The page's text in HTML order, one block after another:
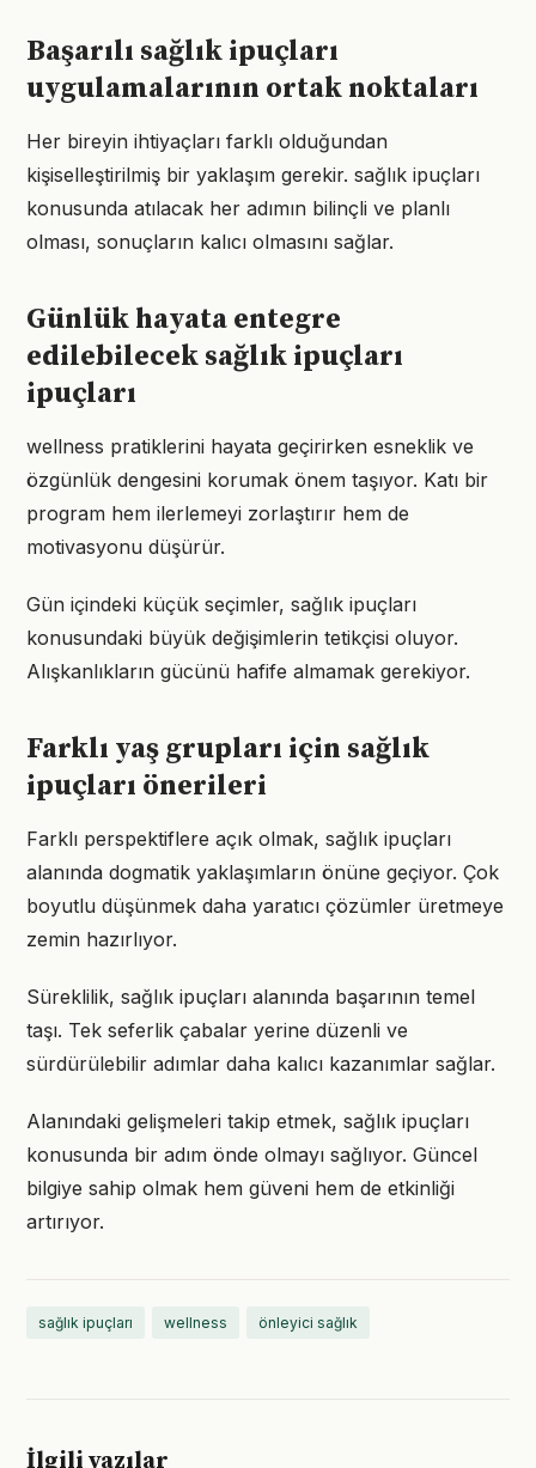
Başarılı sağlık ipuçları
uygulamalarının ortak noktaları
Her bireyin ihtiyaçları farklı olduğundan
kişiselleştirilmiş bir yaklaşım gerekir. sağlık ipuçları
konusunda atılacak her adımın bilinçli ve planlı
olması, sonuçların kalıcı olmasını sağlar.
Günlük hayata entegre
edilebilecek sağlık ipuçları
ipuçları
wellness pratiklerini hayata geçirirken esneklik ve
özgünlük dengesini korumak önem taşıyor. Katı bir
program hem ilerlemeyi zorlaştırır hem de
motivasyonu düşürür.
Gün içindeki küçük seçimler, sağlık ipuçları
konusundaki büyük değişimlerin tetikçisi oluyor.
Alışkanlıkların gücünü hafife almamak gerekiyor.
Farklı yaş grupları için sağlık
ipuçları önerileri
Farklı perspektiflere açık olmak, sağlık ipuçları
alanında dogmatik yaklaşımların önüne geçiyor. Çok
boyutlu düşünmek daha yaratıcı çözümler üretmeye
zemin hazırlıyor.
Süreklilik, sağlık ipuçları alanında başarının temel
taşı. Tek seferlik çabalar yerine düzenli ve
sürdürülebilir adımlar daha kalıcı kazanımlar sağlar.
Alanındaki gelişmeleri takip etmek, sağlık ipuçları
konusunda bir adım önde olmayı sağlıyor. Güncel
bilgiye sahip olmak hem güveni hem de etkinliği
artırıyor.
sağlık ipuçları wellness önleyici sağlık
İlgili yazılar